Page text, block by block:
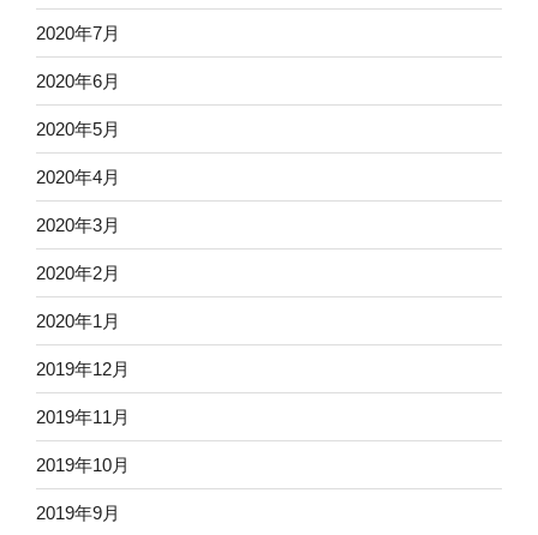
2020年7月
2020年6月
2020年5月
2020年4月
2020年3月
2020年2月
2020年1月
2019年12月
2019年11月
2019年10月
2019年9月